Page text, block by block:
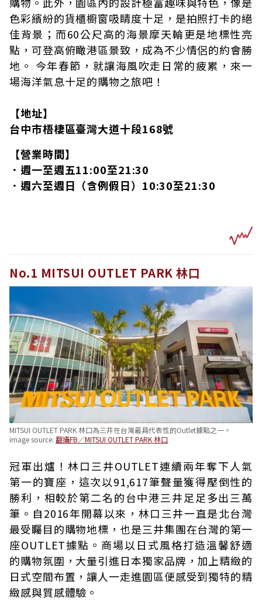
色彩繽紛的貨櫃櫥窗吸睛度十足，是拍照打卡的絕
佳背景；而60公尺高的海景摩天輪更是地標性亮
點，可登高俯瞰港區景致，成為不少情侶的約會勝
地。 今年春節，就讓海風吹走日常的疲累，來一
場海洋氣息十足的購物之旅吧！
【地址】
台中市梧棲區臺灣大道十段168號
【營業時間】
．週一至週五11:00至21:30
．週六至週日（含例假日）10:30至21:30
No.1 MITSUI OUTLET PARK 林口
MITSUI OUTLET PARK 林口為三井在台灣最具代表性的Outlet據點之一。
image source: 翻攝FB／MITSUI OUTLET PARK 林口
冠軍出爐！林口三井OUTLET連續兩年奪下人氣
第一的寶座，這次以91,617筆聲量獲得壓倒性的
勝利，相較於第二名的台中港三井足足多出三萬
筆。自2016年開幕以來，林口三井一直是北台灣
最受矚目的購物地標，也是三井集團在台灣的第一
座OUTLET據點。商場以日式風格打造溫馨舒適
的購物氛圍，大量引進日本獨家品牌，加上精緻的
日式空間布置，讓人一走進園區便感受到獨特的精
緻感與質感體驗。